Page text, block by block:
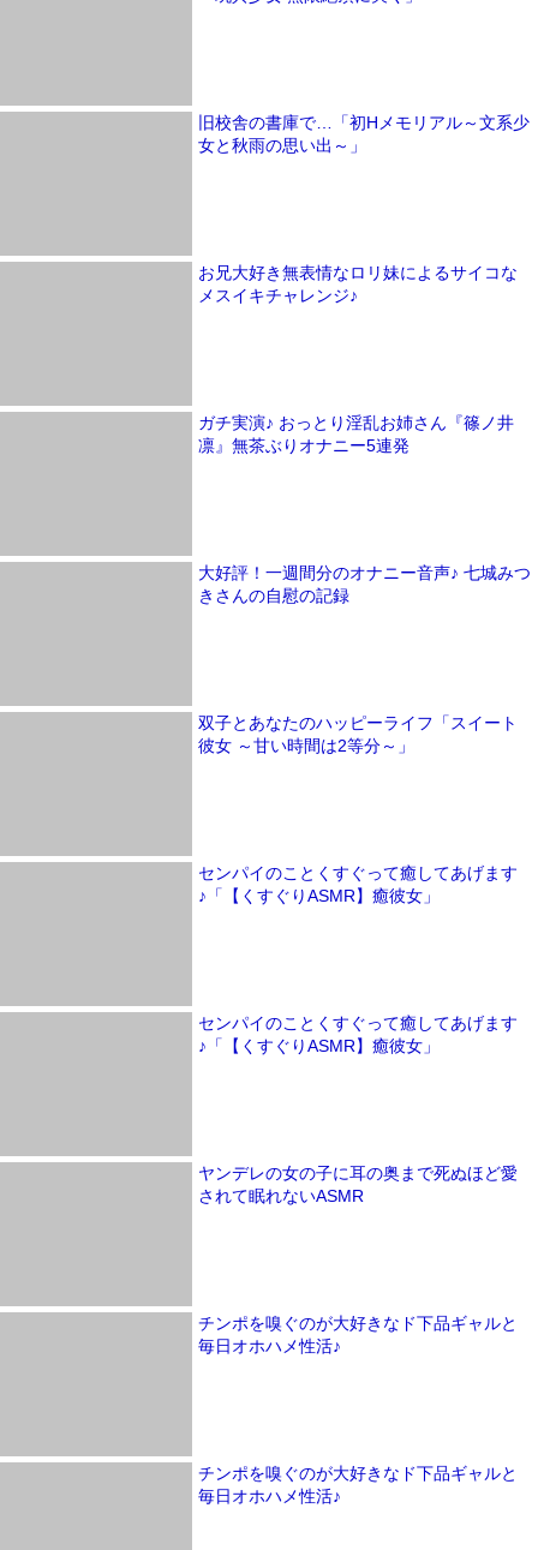
旧校舎の書庫で…「初Hメモリアル～文系少
女と秋雨の思い出～」
お兄大好き無表情なロリ妹によるサイコな
メスイキチャレンジ♪
ガチ実演♪ おっとり淫乱お姉さん『篠ノ井
凛』無茶ぶりオナニー5連発
大好評！一週間分のオナニー音声♪ 七城みつ
きさんの自慰の記録
双子とあなたのハッピーライフ「スイート
彼女 ～甘い時間は2等分～」
センパイのことくすぐって癒してあげます
♪「【くすぐりASMR】癒彼女」
センパイのことくすぐって癒してあげます
♪「【くすぐりASMR】癒彼女」
ヤンデレの女の子に耳の奥まで死ぬほど愛
されて眠れないASMR
チンポを嗅ぐのが大好きなド下品ギャルと
毎日オホハメ性活♪
チンポを嗅ぐのが大好きなド下品ギャルと
毎日オホハメ性活♪